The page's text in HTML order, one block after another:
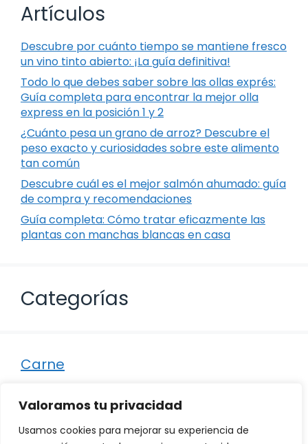
Valoramos tu privacidad
Usamos cookies para mejorar su experiencia de
Artículos
Descubre por cuánto tiempo se mantiene fresco
un vino tinto abierto: ¡La guía definitiva!
Todo lo que debes saber sobre las ollas exprés:
Guía completa para encontrar la mejor olla
express en la posición 1 y 2
¿Cuánto pesa un grano de arroz? Descubre el
peso exacto y curiosidades sobre este alimento
tan común
Descubre cuál es el mejor salmón ahumado: guía
de compra y recomendaciones
Guía completa: Cómo tratar eficazmente las
plantas con manchas blancas en casa
Categorías
Carne